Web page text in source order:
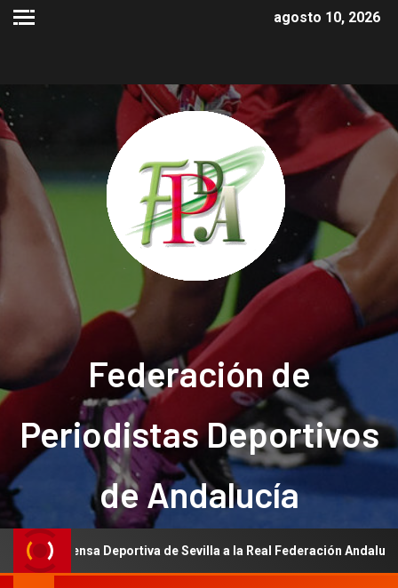
agosto 10, 2026
Federación de
Periodistas Deportivos
de Andalucía
Deportiva de Sevilla a la Real Federación Andaluza de Fútbol